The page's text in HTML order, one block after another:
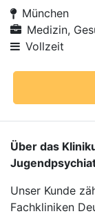
München
Medizin,
Vollzeit
Über das
Unser Kunde
Fachkliniken